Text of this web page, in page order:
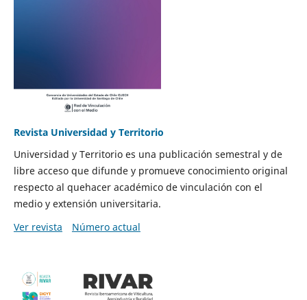
Revista Universidad y Territorio
Universidad y Territorio es una publicación semestral y de
libre acceso que difunde y promueve conocimiento original
respecto al quehacer académico de vinculación con el
medio y extensión universitaria.
Ver revista
Número actual